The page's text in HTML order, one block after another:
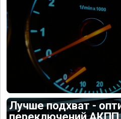
Лучше подхват -